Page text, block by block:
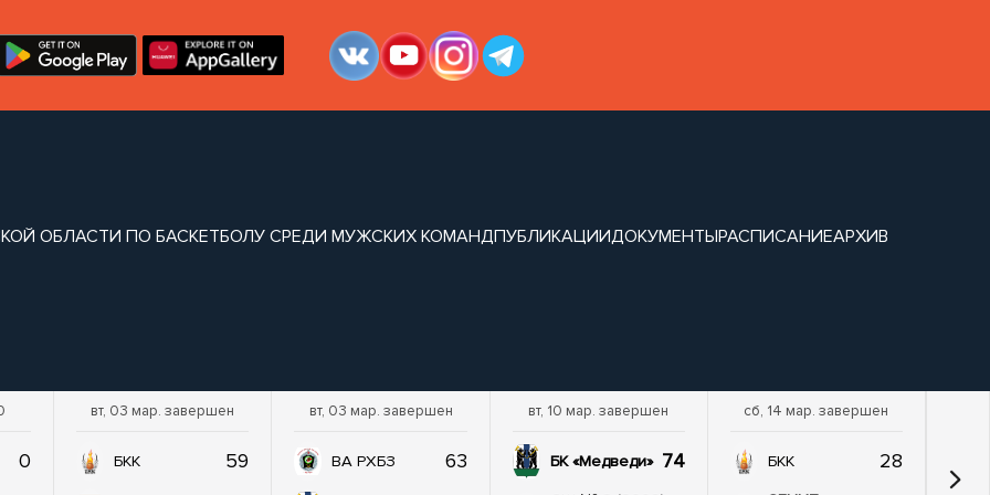
ОБЛАСТИ ПО БАСКЕТБОЛУ СРЕДИ МУЖСКИХ КОМАНДПУБЛИКАЦИИДОКУМЕНТЫРАСПИСАНИЕАРХИВ
команд
0
вт, 03 мар. завершен
БКК 59
вт, 03 мар. завершен
ВА РХБЗ 63
вт, 10 мар. завершен
БК «Медведи» 74
сб, 14 мар. завершен
БКК 28